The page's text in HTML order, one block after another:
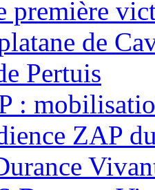
première
de
Pertuis
:
ZAP